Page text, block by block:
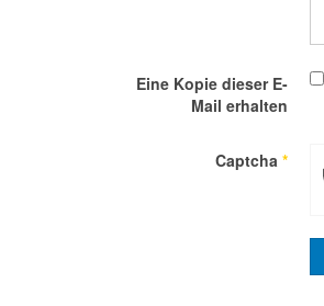
Eine Kopie dieser E-
Mail erhalten
Captcha *